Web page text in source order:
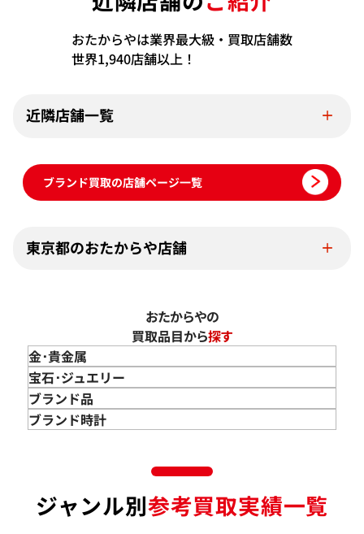
おたからやは業界最大級・買取店舗数
世界1,940店舗以上！
近隣店舗一覧
ブランド買取の店舗ページ一覧
東京都のおたからや店舗
おたからやの
買取品目から探す
金･貴金属
金 買取
金のインゴット 買取
金のアクセサリー 買取
金のブレスレット 買取
金のブローチ 買取
宝石･ジュエリー
宝石･ジュエリー買取
ダイヤモンド 買取
オパール 買取
ブランド品
バッグ･小物 買取
カルティエ 買取
ブランド時計
フィリップ 買取
オーデマピゲ 買取
ジャンル別参考買取実績一覧